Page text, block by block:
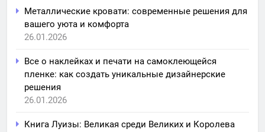
Металлические кровати: современные решения для
вашего уюта и комфорта
26.01.2026
Все о наклейках и печати на самоклеющейся
пленке: как создать уникальные дизайнерские
решения
26.01.2026
Книга Луизы: Великая среди Великих и Королева